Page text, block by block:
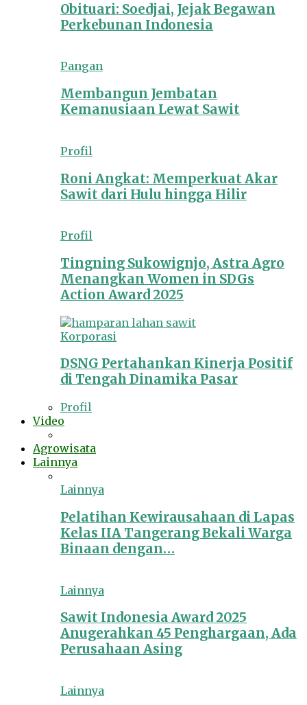
Obituari: Soedjai, Jejak Begawan
Perkebunan Indonesia
Pangan
Membangun Jembatan
Kemanusiaan Lewat Sawit
Profil
Roni Angkat: Memperkuat Akar
Sawit dari Hulu hingga Hilir
Profil
Tingning Sukowignjo, Astra Agro
Menangkan Women in SDGs
Action Award 2025
Korporasi
DSNG Pertahankan Kinerja Positif
di Tengah Dinamika Pasar
Profil
Video
Agrowisata
Lainnya
Lainnya
Pelatihan Kewirausahaan di Lapas
Kelas IIA Tangerang Bekali Warga
Binaan dengan…
Lainnya
Sawit Indonesia Award 2025
Anugerahkan 45 Penghargaan, Ada
Perusahaan Asing
Lainnya